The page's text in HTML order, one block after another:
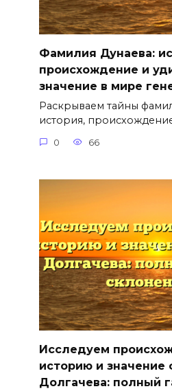
Фамилия Дунаева:
происхождение и
значение в мире
Раскрываем тайны
история,
0 66
Исследуем
историю и значение
Долгачева: полный